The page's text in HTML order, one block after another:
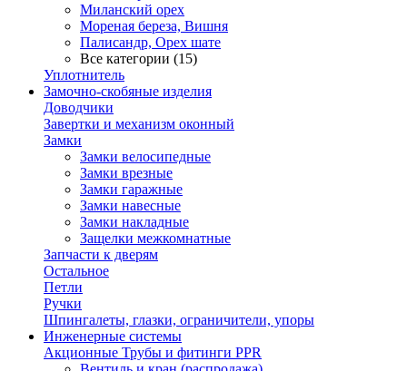
Миланский орех
Мореная береза, Вишня
Палисандр, Орех шате
Все категории (15)
Уплотнитель
Замочно-скобяные изделия
Доводчики
Завертки и механизм оконный
Замки
Замки велосипедные
Замки врезные
Замки гаражные
Замки навесные
Замки накладные
Защелки межкомнатные
Запчасти к дверям
Остальное
Петли
Ручки
Шпингалеты, глазки, ограничители, упоры
Инженерные системы
Акционные Трубы и фитинги PPR